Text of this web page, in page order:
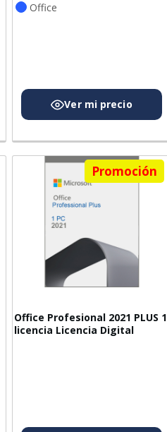
Office
Promoción
Office Profesional 2021 PLUS 1
licencia Licencia Digital